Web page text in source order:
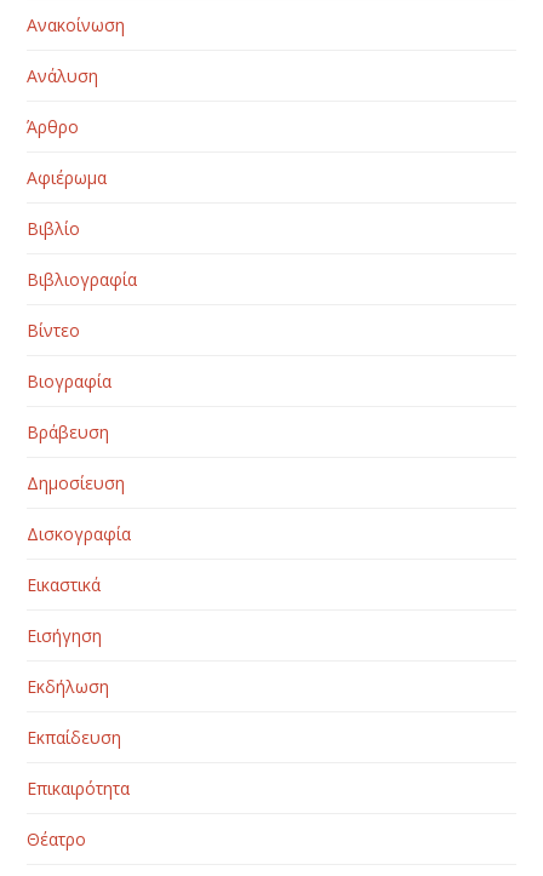
Ανακοίνωση
Ανάλυση
Άρθρο
Αφιέρωμα
Βιβλίο
Βιβλιογραφία
Βίντεο
Βιογραφία
Βράβευση
Δημοσίευση
Δισκογραφία
Εικαστικά
Εισήγηση
Εκδήλωση
Εκπαίδευση
Επικαιρότητα
Θέατρο